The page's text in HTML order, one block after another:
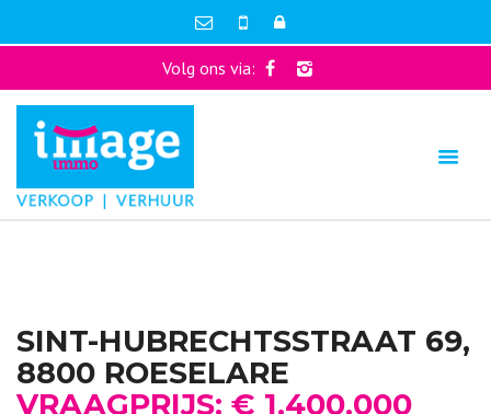
Volg ons via:
SINT-HUBRECHTSSTRAAT 69,
8800 ROESELARE
VRAAGPRIJS: € 1.400.000